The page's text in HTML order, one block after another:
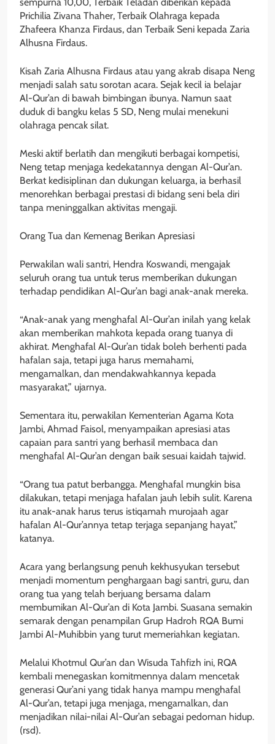
sempurna 10,00, Terbaik Teladan diberikan kepada
Prichilia Zivana Thaher, Terbaik Olahraga kepada
Zhafeera Khanza Firdaus, dan Terbaik Seni kepada Zaria
Alhusna Firdaus.
Kisah Zaria Alhusna Firdaus atau yang akrab disapa Neng
menjadi salah satu sorotan acara. Sejak kecil ia belajar
Al-Qur’an di bawah bimbingan ibunya. Namun saat
duduk di bangku kelas 5 SD, Neng mulai menekuni
olahraga pencak silat.
Meski aktif berlatih dan mengikuti berbagai kompetisi,
Neng tetap menjaga kedekatannya dengan Al-Qur’an.
Berkat kedisiplinan dan dukungan keluarga, ia berhasil
menorehkan berbagai prestasi di bidang seni bela diri
tanpa meninggalkan aktivitas mengaji.
Orang Tua dan Kemenag Berikan Apresiasi
Perwakilan wali santri, Hendra Koswandi, mengajak
seluruh orang tua untuk terus memberikan dukungan
terhadap pendidikan Al-Qur’an bagi anak-anak mereka.
“Anak-anak yang menghafal Al-Qur’an inilah yang kelak
akan memberikan mahkota kepada orang tuanya di
akhirat. Menghafal Al-Qur’an tidak boleh berhenti pada
hafalan saja, tetapi juga harus memahami,
mengamalkan, dan mendakwahkannya kepada
masyarakat,” ujarnya.
Sementara itu, perwakilan Kementerian Agama Kota
Jambi, Ahmad Faisol, menyampaikan apresiasi atas
capaian para santri yang berhasil membaca dan
menghafal Al-Qur’an dengan baik sesuai kaidah tajwid.
“Orang tua patut berbangga. Menghafal mungkin bisa
dilakukan, tetapi menjaga hafalan jauh lebih sulit. Karena
itu anak-anak harus terus istiqamah murojaah agar
hafalan Al-Qur’annya tetap terjaga sepanjang hayat,”
katanya.
Acara yang berlangsung penuh kekhusyukan tersebut
menjadi momentum penghargaan bagi santri, guru, dan
orang tua yang telah berjuang bersama dalam
membumikan Al-Qur’an di Kota Jambi. Suasana semakin
semarak dengan penampilan Grup Hadroh RQA Bumi
Jambi Al-Muhibbin yang turut memeriahkan kegiatan.
Melalui Khotmul Qur’an dan Wisuda Tahfizh ini, RQA
kembali menegaskan komitmennya dalam mencetak
generasi Qur’ani yang tidak hanya mampu menghafal
Al-Qur’an, tetapi juga menjaga, mengamalkan, dan
menjadikan nilai-nilai Al-Qur’an sebagai pedoman hidup.
(rsd).